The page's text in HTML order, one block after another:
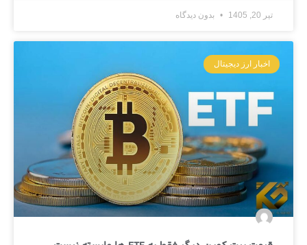
تیر 20, 1405 بدون دیدگاه
اخبار ارز دیجیتال